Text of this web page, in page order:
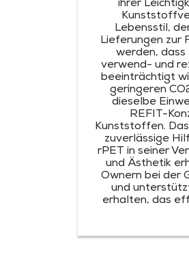
ihrer
Lebensstil,
Lieferungen zur
werden,
verwend- und
beeinträchtigt
geringeren
dieselbe
REFIT-
Kunststoffen.
zuverlässige
rPET in seiner
und Ästhetik
Ownern bei der
und
erhalten, das